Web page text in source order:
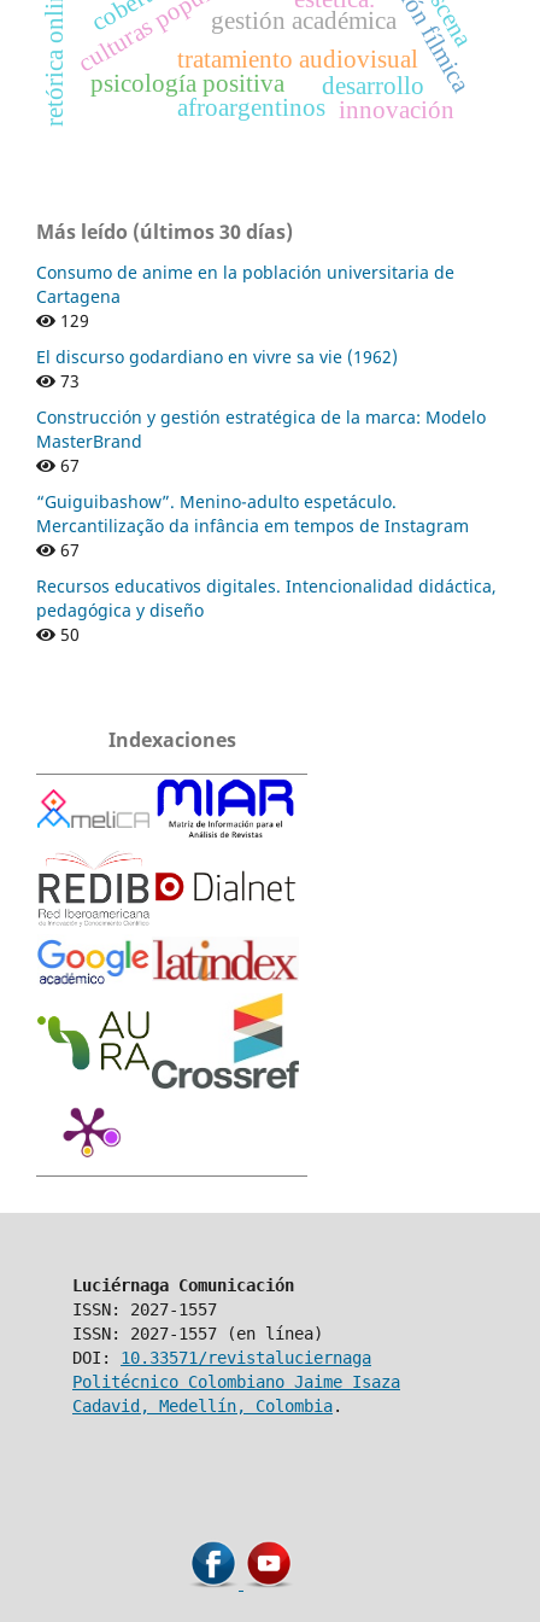
gestión académica
tratamiento audiovisual
desarrollo
psicología positiva
afroargentinos
retórica online innovación
Más leído (últimos 30 días)
Consumo de anime en la población universitaria de
Cartagena
129
El discurso godardiano en vivre sa vie (1962)
73
Construcción y gestión estratégica de la marca: Modelo
MasterBrand
67
“Guiguibashow”. Menino-adulto espetáculo.
Mercantilização da infância em tempos de Instagram
67
Recursos educativos digitales. Intencionalidad didáctica,
pedagógica y diseño
50
Indexaciones
Luciérnaga Comunicación
ISSN: 2027-1557
ISSN: 2027-1557 (en línea)
DOI: 10.33571/revistaluciernaga
Politécnico Colombiano Jaime Isaza
Cadavid, Medellín, Colombia.